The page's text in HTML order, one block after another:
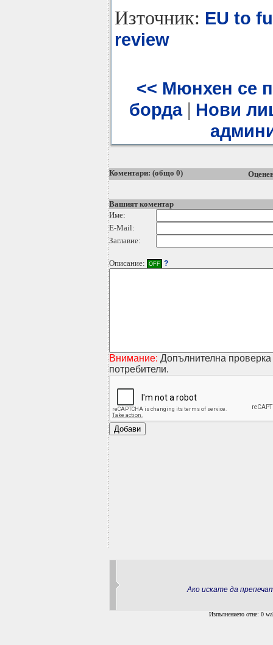
Източник: EU to
review
<< Мюнхен се
борда| Нови
Коментари: (общо 0)
Вашият коментар
Име:
E-Mail:
Заглавие:
Описание: OFF ?
Внимание: Допълнителна
потребители.
Ако искате да
Изпълнението отне: 0